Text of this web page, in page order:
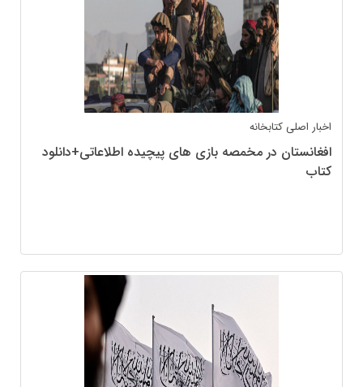
اخبار اصلی کتابخانه
افغانستان در مخمصه بازی های پیچیده اطلاعاتی+دانلود
کتاب